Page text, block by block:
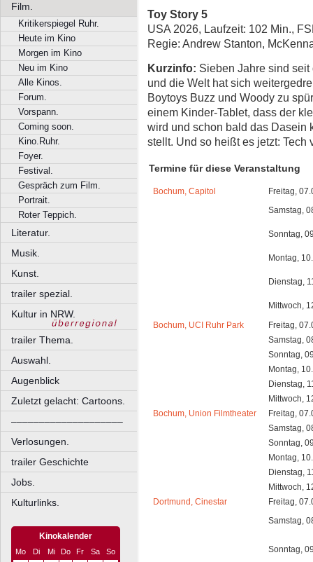
Film.
Kritikerspiegel Ruhr.
Heute im Kino
Morgen im Kino
Neu im Kino
Alle Kinos.
Forum.
Vorspann.
Coming soon.
Kino.Ruhr.
Foyer.
Festival.
Gespräch zum Film.
Portrait.
Roter Teppich.
Literatur.
Musik.
Kunst.
trailer spezial.
Kultur in NRW.
trailer Thema.
Auswahl.
Augenblick
Zuletzt gelacht: Cartoons.
––––––––––––––––––––
Verlosungen.
trailer Geschichte
Jobs.
Kulturlinks.
Kinokalender
Mo Di Mi Do Fr Sa
So
Toy Story 5
USA 2026, Laufzeit: 102 Min.,
Regie: Andrew Stanton,
Kurzinfo: Sieben Jahre sind
und die Welt hat sich
Boytoys Buzz und Woody zu
einem Kinder-Tablet, dass der
wird und schon bald das Dasein
stellt. Und so heißt es jetzt: Tech
Termine für diese Veranstaltung
Bochum, Capitol
Freitag,
Samstag,
Sonntag,
Montag,
Dienstag,
Mittwoch,
Bochum, UCI Ruhr Park
Freitag,
Samstag,
Sonntag,
Montag,
Dienstag,
Mittwoch,
Bochum, Union Filmtheater
Freitag,
Samstag,
Sonntag,
Montag,
Dienstag,
Mittwoch,
Dortmund, Cinestar
Freitag,
Samstag,
Sonntag,